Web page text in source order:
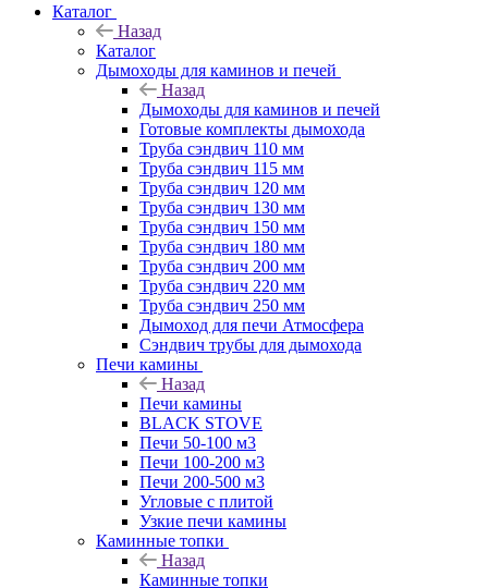
Каталог
Назад
Каталог
Дымоходы для каминов и печей
Назад
Дымоходы для каминов и печей
Готовые комплекты дымохода
Труба сэндвич 110 мм
Труба сэндвич 115 мм
Труба сэндвич 120 мм
Труба сэндвич 130 мм
Труба сэндвич 150 мм
Труба сэндвич 180 мм
Труба сэндвич 200 мм
Труба сэндвич 220 мм
Труба сэндвич 250 мм
Дымоход для печи Атмосфера
Сэндвич трубы для дымохода
Печи камины
Назад
Печи камины
BLACK STOVE
Печи 50-100 м3
Печи 100-200 м3
Печи 200-500 м3
Угловые с плитой
Узкие печи камины
Каминные топки
Назад
Каминные топки